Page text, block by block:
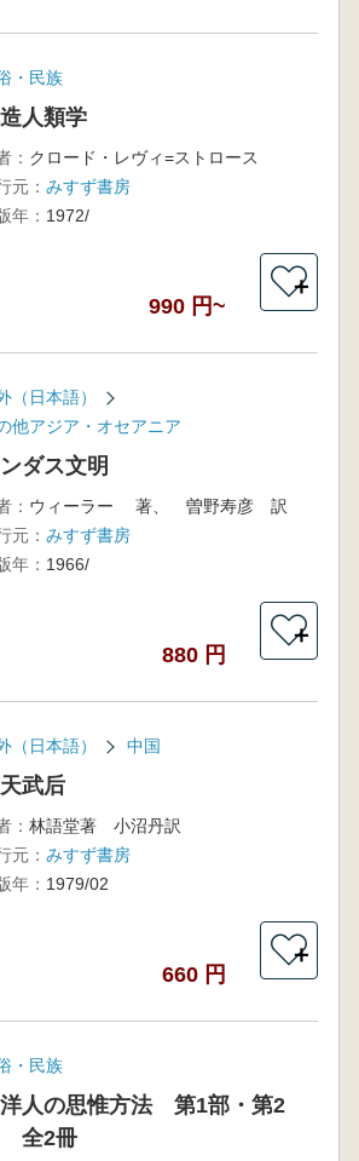
・民族
人類学
： クロード・レヴィ=ストロース
元： みすず書房
年： 1972/
990 円~
＋
（日本語）
他アジア・オセアニア
ダス文明
： ウィーラー 著、 曽野寿彦 訳
元： みすず書房
年： 1966/
880 円
＋
（日本語） 中国
武后
： 林語堂著 小沼丹訳
元： みすず書房
年： 1979/02
660 円
＋
・民族
人の思惟方法 第1部・第2
全2冊